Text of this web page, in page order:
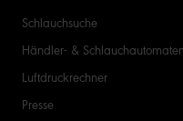
Schlauchsuche
Händler- &
Luftdruckrechner
Presse